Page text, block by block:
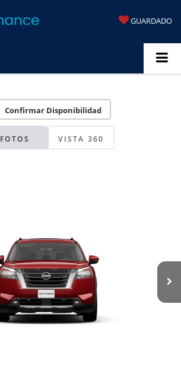
GUARDADO
Confirmar Disponibilidad
FOTOS VISTA 360